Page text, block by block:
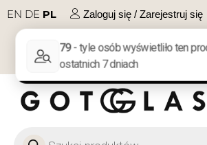
EN DE PL Zaloguj się / Zarejestruj się
NA PREZENT